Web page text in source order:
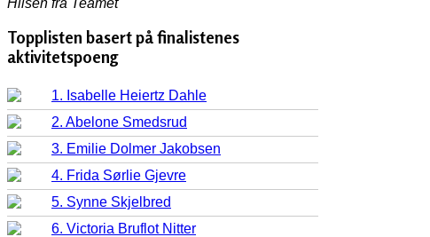
Topplisten basert på finalistenes
aktivitetspoeng
1. Isabelle Heiertz Dahle
2. Abelone Smedsrud
3. Emilie Dolmer Jakobsen
4. Frida Sørlie Gjevre
5. Synne Skjelbred
6. Victoria Bruflot Nitter